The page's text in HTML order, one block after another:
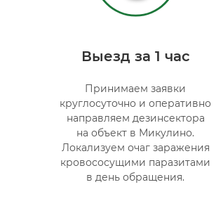
Выезд за 1 час
Принимаем заявки
круглосуточно и оперативно
направляем дезинсектора
на объект в Микулино.
Локализуем очаг заражения
кровососущими паразитами
в день обращения.